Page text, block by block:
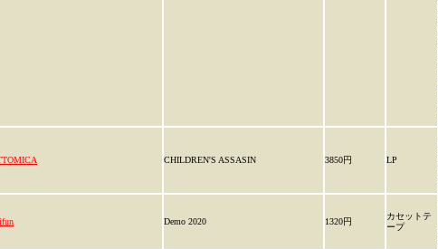
CHILDREN'S ASSASIN 3850円 LP
Demo 2020 1320円
カセットテ
ープ